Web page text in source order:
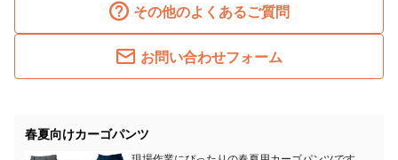
その他のよくあるご質問
お問い合わせフォーム
春夏向けカーゴパンツ